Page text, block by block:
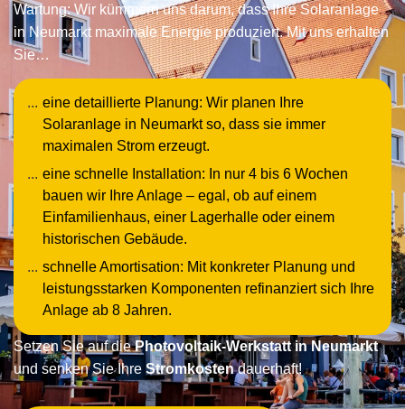
Wartung: Wir kümmern uns darum, dass Ihre Solaranlage
in Neumarkt maximale Energie produziert. Mit uns erhalten
Sie…
eine detaillierte Planung: Wir planen Ihre
Solaranlage in Neumarkt so, dass sie immer
maximalen Strom erzeugt.
eine schnelle Installation: In nur 4 bis 6 Wochen
bauen wir Ihre Anlage – egal, ob auf einem
Einfamilienhaus, einer Lagerhalle oder einem
historischen Gebäude.
schnelle Amortisation: Mit konkreter Planung und
leistungsstarken Komponenten refinanziert sich Ihre
Anlage ab 8 Jahren.
Setzen Sie auf diePhotovoltaik-Werkstatt in Neumarkt
und senken Sie Ihre Stromkostendauerhaft!